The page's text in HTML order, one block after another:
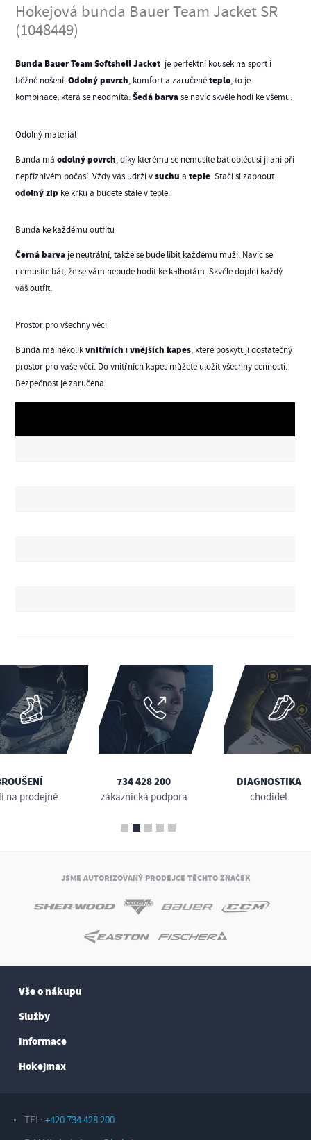
Hokejová bunda Bauer Team Jacket SR
(1048449)
Bunda Bauer Team Softshell Jacket je perfektní kousek na sport i
běžné nošení.Odolný povrch, komfort a zaručenéteplo, to je
kombinace, která se neodmítá.Šedá barvase navíc skvěle hodí ke všemu.
Odolný materiál
Bunda máodolný povrch, díky kterému se nemusíte bát obléct si ji ani při
nepříznivém počasí. Vždy vás udrží vsuchua teple. Stačí si zapnout
odolný zip ke krku a budete stále v teple.
Bunda ke každému outfitu
Černá barva je neutrální, takže se bude líbit každému muži. Navíc se
nemusíte bát, že se vám nebude hodit ke kalhotám. Skvěle doplní každý
váš outfit.
Prostor pro všechny věci
Bunda má několikvnitřních ivnějších kapes, které poskytují dostatečný
prostor pro vaše věci. Do vnitřních kapes můžete uložit všechny cennosti.
Bezpečnost je zaručena.
na prodejně
734 428 200
zákaznická podpora
DIAGNOSTIKA
chodidel
JSME AUTORIZOVANÝ PRODEJCE TĚCHTO ZNAČEK
Vše o nákupu
Služby
Informace
Hokejmax
TEL: +420 734 428 200